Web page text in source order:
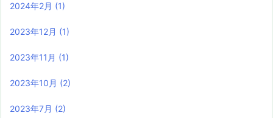
2024年2月 (1)
2023年12月 (1)
2023年11月 (1)
2023年10月 (2)
2023年7月 (2)